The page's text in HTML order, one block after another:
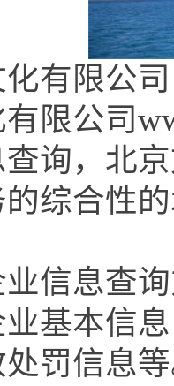
有限公司
限公司
询，北
综合性
信息查
基本信
罚信息